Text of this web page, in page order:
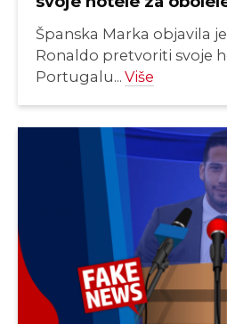
Španska Marka objavila
Ronaldo pretvoriti svoje
Portugalu... Više